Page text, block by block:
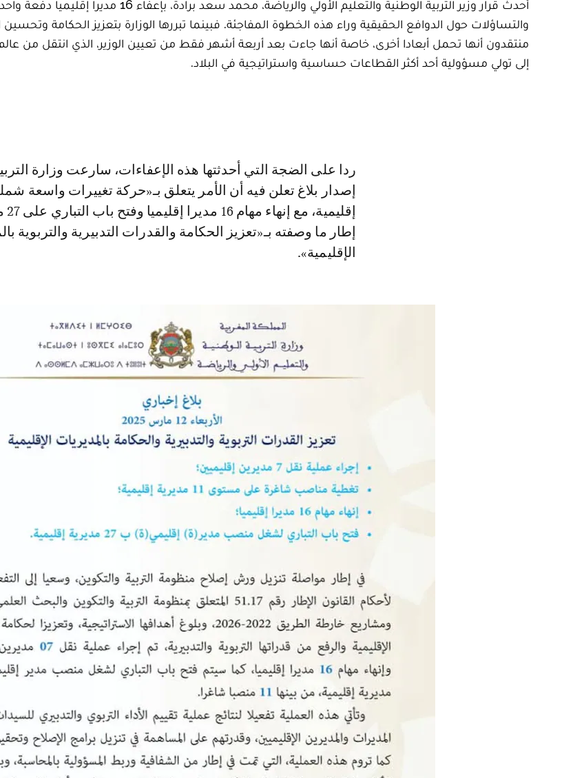
أحدث قرار وزير التربية الوطنية والتعليم الأولي والرياضة، محمد سعد
والتساؤلات حول الدوافع الحقيقية وراء هذه الخطوة المفاجئة. فبينما تبررها الوزارة بتعزيز الحكامة وتحسين
منتقدون أنها تحمل أبعادا أخرى، خاصة أنها جاءت بعد أربعة أشهر فقط من تعيين الوزير، الذي انتقل من
إلى تولي مسؤولية أحد أكثر القطاعات حساسية واستراتيجية في البلاد.
ردا على الضجة التي أحدثتها هذه الإعفاءات، سارعت وزارة
إطار ما وصفته بـ«تعزيز الحكامة والقدرات التدبيرية والتربوية
الإقليمية».